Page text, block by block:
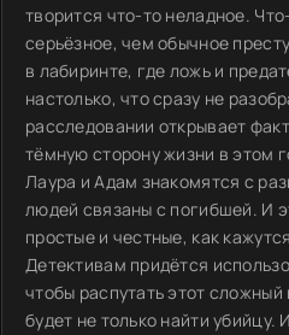
творится что-то неладное.
серьёзное, чем обычное
в лабиринте, где ложь и
настолько, что сразу не
расследовании открывает
тёмную сторону жизни в этом
Лаура и Адам знакомятся с
людей связаны с погибшей. И
простые и честные, как
Детективам придётся
чтобы распутать этот
будет не только найти убийцу.